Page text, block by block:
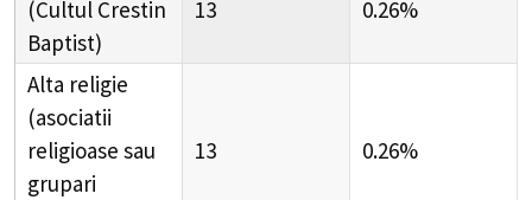
(Cultul Crestin
Baptist)
13 0.26%
Alta religie
(asociatii
religioase sau
grupari
13 0.26%